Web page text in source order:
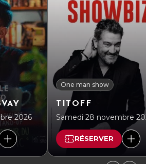
2026
One man show
TITOFF
Samedi 28 novembre
RÉSERVER